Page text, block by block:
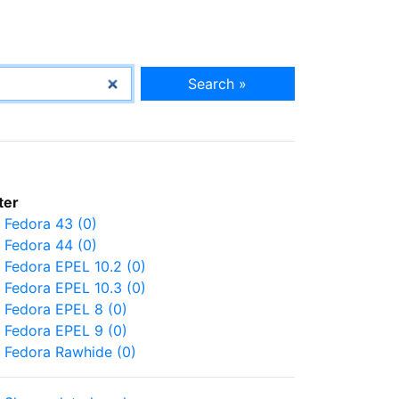
Search »
Fedora 43 (0)
Fedora 44 (0)
Fedora EPEL 10.2 (0)
Fedora EPEL 10.3 (0)
Fedora EPEL 8 (0)
Fedora EPEL 9 (0)
Fedora Rawhide (0)